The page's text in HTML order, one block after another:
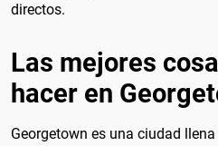
directos.
Las mejores
hacer en
Georgetown es una ciudad